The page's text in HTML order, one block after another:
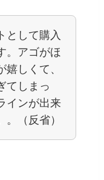
として購入
。アゴがほ
嬉しくて、
てしまっ
インが出来
（反省）